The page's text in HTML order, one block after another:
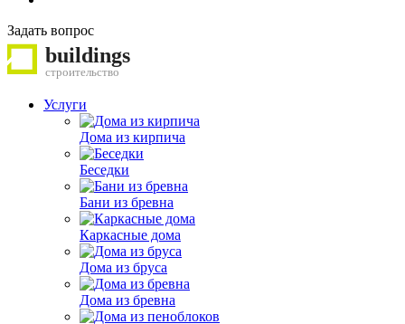
Задать вопрос
buildings
строительство
Услуги
Дома из кирпича
Беседки
Бани из бревна
Каркасные дома
Дома из бруса
Дома из бревна